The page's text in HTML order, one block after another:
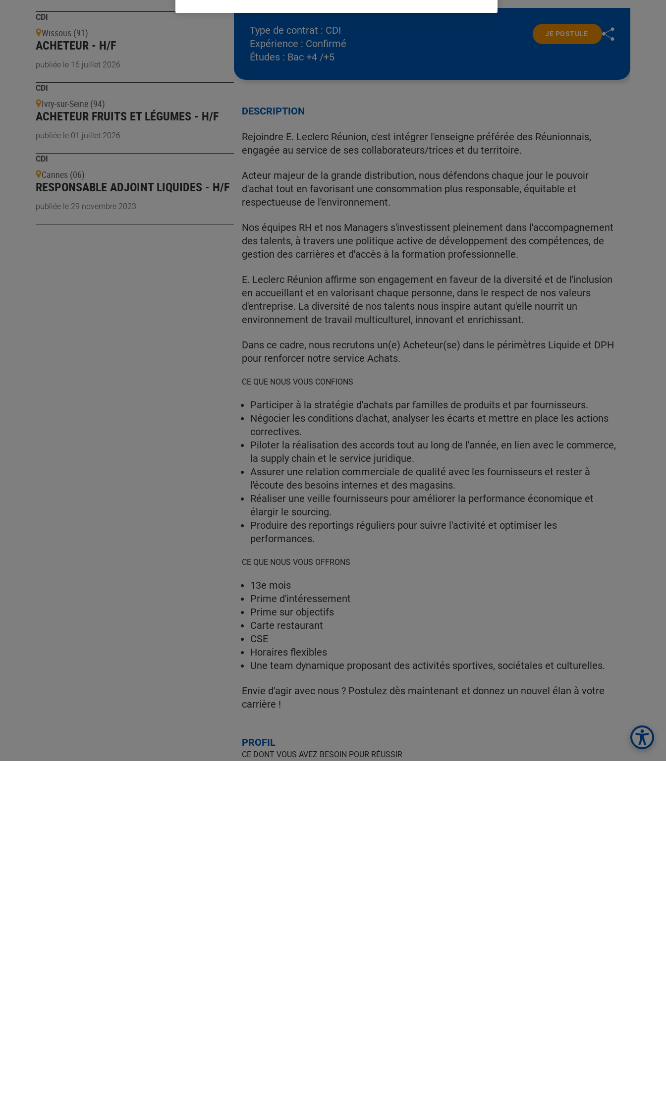
CDI
Wissous (91)
ACHETEUR - H/F
publiée le 16 juillet 2026
CDI
Ivry-sur-Seine (94)
ACHETEUR FRUITS ET LÉGUMES - H/F
publiée le 01 juillet 2026
CDI
Cannes (06)
RESPONSABLE ADJOINT LIQUIDES - H/F
publiée le 29 novembre 2023
Type de contrat : CDI
Expérience : Confirmé
Études : Bac +4 /+5
JE POSTULE
DESCRIPTION
Rejoindre E. Leclerc Réunion, c'est intégrer l'enseigne préférée des Réunionnais,
engagée au service de ses collaborateurs/trices et du territoire.
Acteur majeur de la grande distribution, nous défendons chaque jour le pouvoir
d'achat tout en favorisant une consommation plus responsable, équitable et
respectueuse de l'environnement.
Nos équipes RH et nos Managers s'investissent pleinement dans l'accompagnement
des talents, à travers une politique active de développement des compétences, de
gestion des carrières et d'accès à la formation professionnelle.
E. Leclerc Réunion affirme son engagement en faveur de la diversité et de l'inclusion
en accueillant et en valorisant chaque personne, dans le respect de nos valeurs
d'entreprise. La diversité de nos talents nous inspire autant qu'elle nourrit un
environnement de travail multiculturel, innovant et enrichissant.
Dans ce cadre, nous recrutons un(e) Acheteur(se) dans le périmètres Liquide et DPH
pour renforcer notre service Achats.
CE QUE NOUS VOUS CONFIONS
Participer à la stratégie d'achats par familles de produits et par fournisseurs.
Négocier les conditions d'achat, analyser les écarts et mettre en place les actions
correctives.
Piloter la réalisation des accords tout au long de l'année, en lien avec le commerce,
la supply chain et le service juridique.
Assurer une relation commerciale de qualité avec les fournisseurs et rester à
l'écoute des besoins internes et des magasins.
Réaliser une veille fournisseurs pour améliorer la performance économique et
élargir le sourcing.
Produire des reportings réguliers pour suivre l'activité et optimiser les
performances.
CE QUE NOUS VOUS OFFRONS
13e mois
Prime d'intéressement
Prime sur objectifs
Carte restaurant
CSE
Horaires flexibles
Une team dynamique proposant des activités sportives, sociétales et culturelles.
Envie d'agir avec nous ? Postulez dès maintenant et donnez un nouvel élan à votre
carrière !
PROFIL
CE DONT VOUS AVEZ BESOIN POUR RÉUSSIR